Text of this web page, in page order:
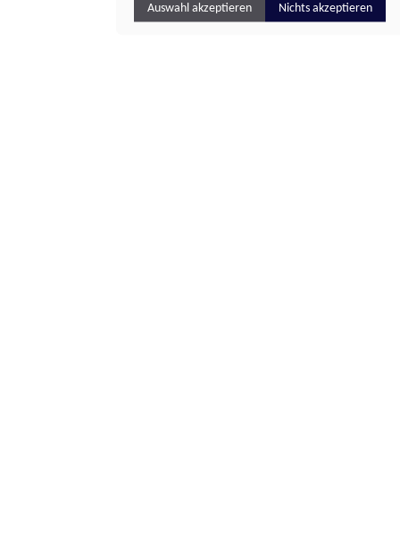
Auswahl akzeptieren Nichts akzeptieren